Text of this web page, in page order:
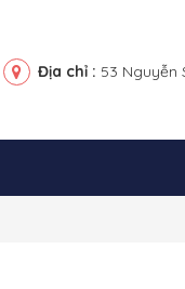
Địa chỉ : 53 Nguyễn